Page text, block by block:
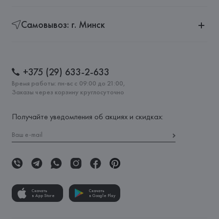
Самовывоз: г. Минск
+375 (29) 633-2-633
Время работы: пн-вс с 09:00 до 21:00,
Заказы через корзину круглосуточно
Получайте уведомления об акциях и скидках:
Скачать
в App Store
Скачать
в Google Play